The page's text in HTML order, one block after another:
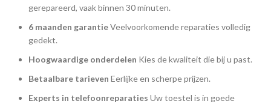
gerepareerd, vaak binnen 30 minuten.
6 maanden garantieVeelvoorkomende reparaties volledig
gedekt.
Hoogwaardige onderdelen Kies de kwaliteit die bij u past.
Betaalbare tarieven Eerlijke en scherpe prijzen.
Experts in telefoonreparaties Uw toestel is in goede